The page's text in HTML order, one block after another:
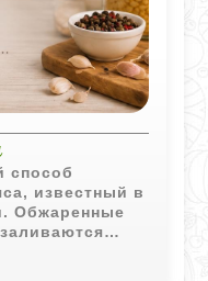
способ
известный в
Обжаренные
чему